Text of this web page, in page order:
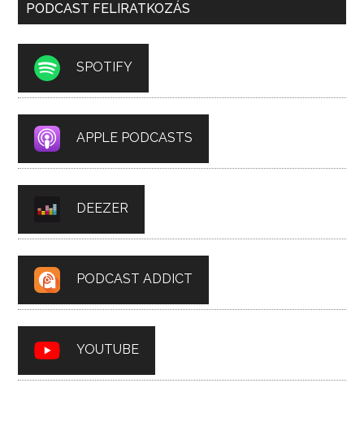
PODCAST FELIRATKOZÁS
SPOTIFY
APPLE PODCASTS
DEEZER
PODCAST ADDICT
YOUTUBE